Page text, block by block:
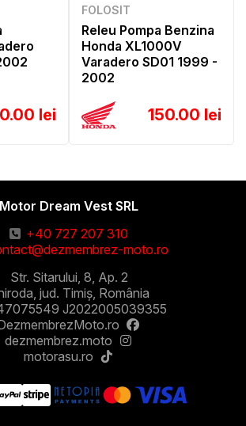
lei
FOLOSIT
Releu Pompa Benzina
Honda XL1000V
Varadero SD01 1999 -
2002
150.00 lei
Motor Dream Vest SRL
+40 727 207 310
moto.ro
Str. Sitarului, 8, Ap. 2
jud. Timiș, România
J2022005039355
dezmembrez.moto
motorasu.ro